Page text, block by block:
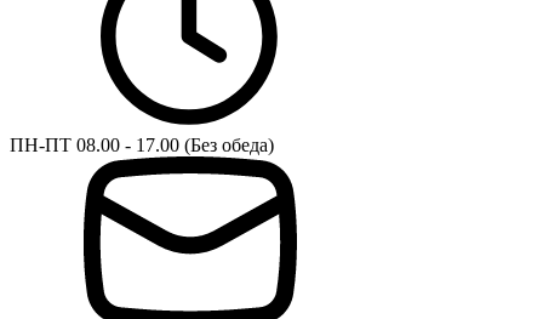
ПН-ПТ 08.00 - 17.00 (Без обеда)